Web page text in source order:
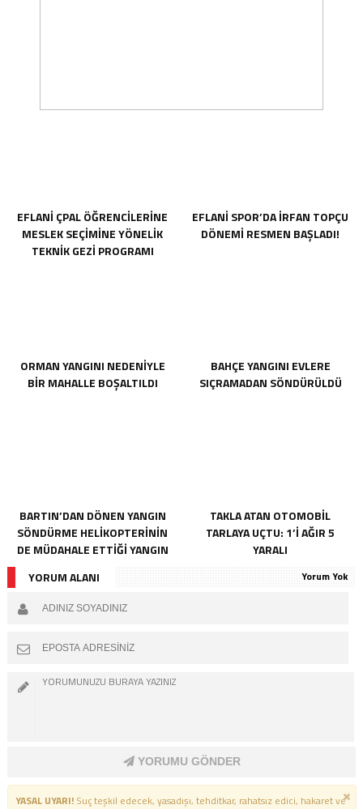
EFLANİ ÇPAL ÖĞRENCİLERİNE
MESLEK SEÇİMİNE YÖNELİK
TEKNİK GEZİ PROGRAMI
EFLANİ SPOR’DA İRFAN TOPÇU
DÖNEMİ RESMEN BAŞLADI!
ORMAN YANGINI NEDENİYLE
BİR MAHALLE BOŞALTILDI
BAHÇE YANGINI EVLERE
SIÇRAMADAN SÖNDÜRÜLDÜ
BARTIN’DAN DÖNEN YANGIN
SÖNDÜRME HELİKOPTERİNİN
DE MÜDAHALE ETTİĞİ YANGIN
TAKLA ATAN OTOMOBİL
TARLAYA UÇTU: 1’İ AĞIR 5
YARALI
YORUM ALANI
Yorum Yok
YORUMU GÖNDER
YASAL UYARI!Suç teşkil edecek, yasadışı, tehditkar, rahatsız edici, hakaret ve